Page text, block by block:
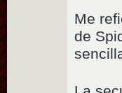
Me
de